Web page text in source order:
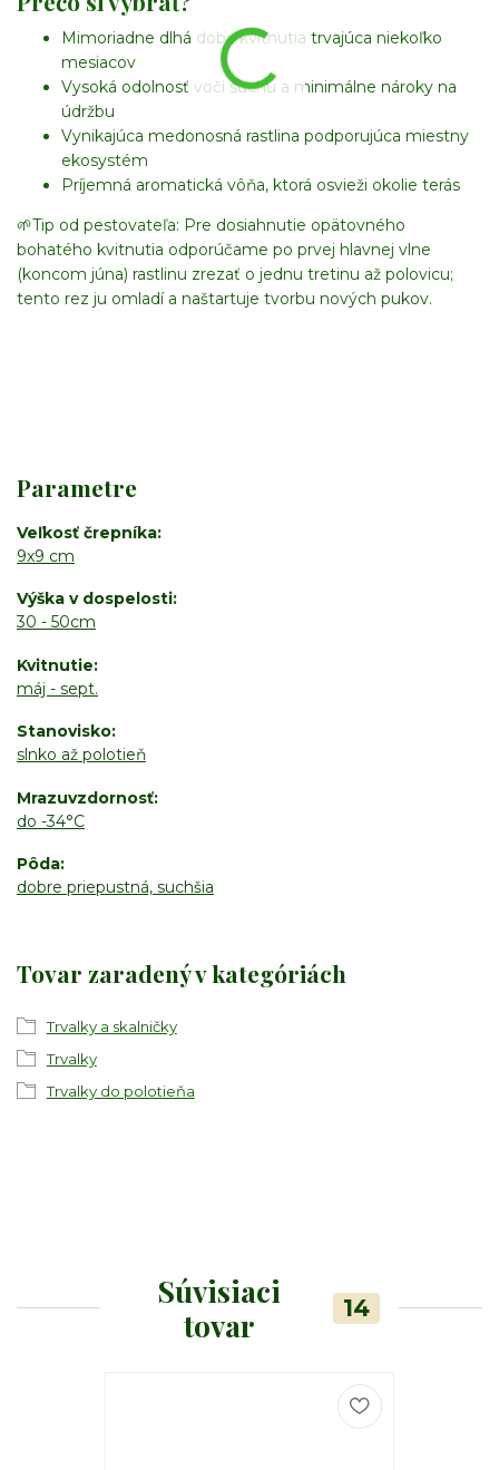
Mimoriadne dlhá doba kvitnutia trvajúca niekoľko
mesiacov
Vysoká odolnosť voči suchu a minimálne nároky na
údržbu
Vynikajúca medonosná rastlina podporujúca miestny
ekosystém
Príjemná aromatická vôňa, ktorá osvieži okolie terás
🌱Tip od pestovateľa: Pre dosiahnutie opätovného
bohatého kvitnutia odporúčame po prvej hlavnej vlne
(koncom júna) rastlinu zrezať o jednu tretinu až polovicu;
tento rez ju omladí a naštartuje tvorbu nových pukov.
Parametre
Veľkosť črepníka
9x9 cm
Výška v dospelosti
30 - 50cm
Kvitnutie
máj - sept.
Stanovisko
slnko až polotieň
Mrazuvzdornosť
do -34°C
Pôda
dobre priepustná, suchšia
Tovar zaradený v kategóriách
Trvalky a skalničky
Trvalky
Trvalky do polotieňa
Súvisiaci
tovar
14